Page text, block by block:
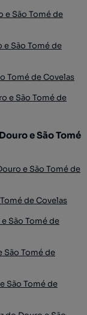
e São Tomé de
e São Tomé de
Tomé de Covelas
e São Tomé de
e São Tomé
e São Tomé de
de Covelas
São Tomé de
São Tomé de
São Tomé de